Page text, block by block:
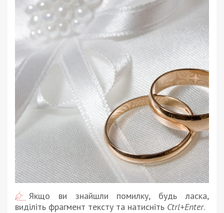
Якщо ви знайшли помилку, будь ласка,
виділіть фрагмент тексту та натисніть Ctrl+Enter.